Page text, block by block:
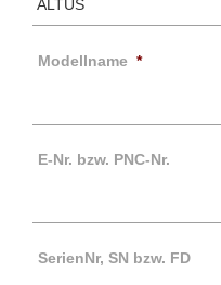
Modellname *
E-Nr. bzw. PNC-Nr.
SerienNr, SN bzw. FD